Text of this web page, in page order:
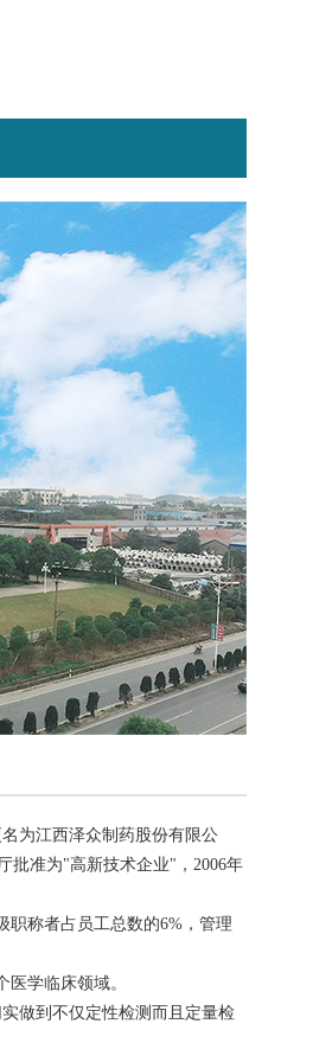
为江西泽众制药股份有限公
批准为"高新技术企业"，2006年
称者占员工总数的6%，管理
学临床领域。
做到不仅定性检测而且定量检